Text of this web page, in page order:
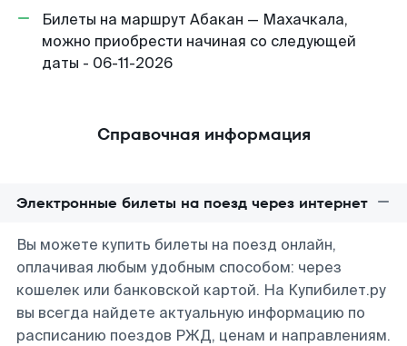
Билеты на маршрут Абакан — Махачкала,
можно приобрести начиная со следующей
даты - 06-11-2026
Справочная информация
Электронные билеты на поезд через интернет
Вы можете купить билеты на поезд онлайн,
оплачивая любым удобным способом: через
кошелек или банковской картой. На Купибилет.ру
вы всегда найдете актуальную информацию по
расписанию поездов РЖД, ценам и направлениям.